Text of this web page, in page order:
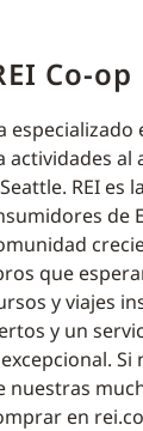
Co-op
especializado
actividades al
REI es
de
que
y viajes
y un
Si
nuestras
en